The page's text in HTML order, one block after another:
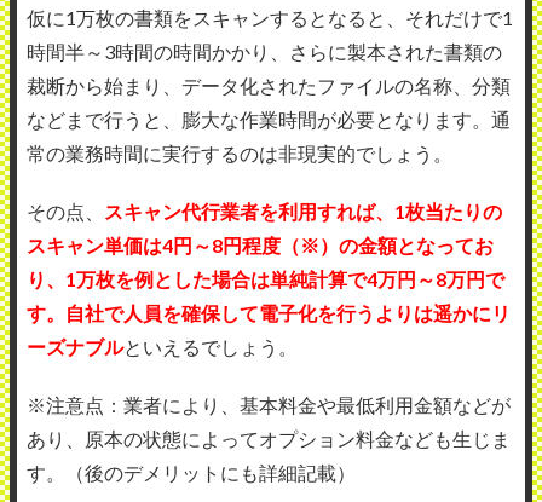
仮に1万枚の書類をスキャンするとなると、それだけで1
時間半～3時間の時間かかり、さらに製本された書類の
裁断から始まり、データ化されたファイルの名称、分類
などまで行うと、膨大な作業時間が必要となります。通
常の業務時間に実行するのは非現実的でしょう。
その点、
スキャン代行業者を利用すれば、1枚当たりの
スキャン単価は4円～8円程度（※）の金額となってお
り、1万枚を例とした場合は単純計算で4万円～8万円で
す。自社で人員を確保して電子化を行うよりは遥かにリ
ーズナブルといえるでしょう。
※注意点：業者により、基本料金や最低利用金額などが
あり、原本の状態によってオプション料金なども生じま
す。（後のデメリットにも詳細記載）